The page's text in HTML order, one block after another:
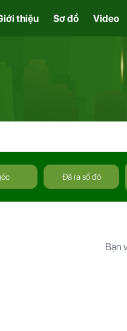
thiệu Sơ đồ Video
Đã ra sổ đỏ
Bạn